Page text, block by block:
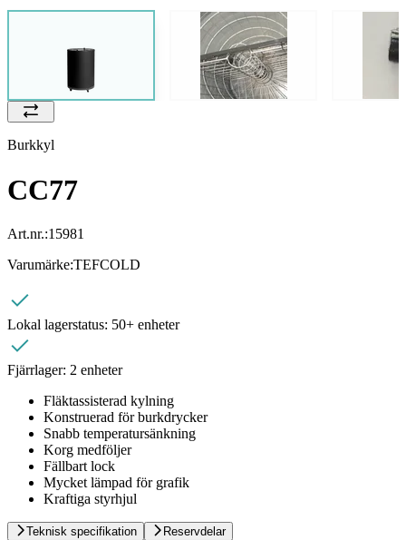
Burkkyl
CC77
Art.nr.:15981
Varumärke:TEFCOLD
Lokal lagerstatus: 50+ enheter
Fjärrlager: 2 enheter
Fläktassisterad kylning
Konstruerad för burkdrycker
Snabb temperatursänkning
Korg medföljer
Fällbart lock
Mycket lämpad för grafik
Kraftiga styrhjul
Teknisk specifikation Reservdelar